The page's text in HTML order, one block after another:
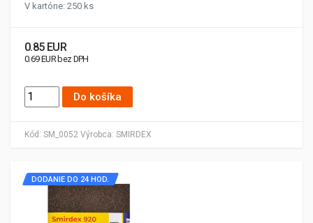
Kód: SM_0052 Výrobca: SMIRDEX
V kartóne: 250 ks
0.85 EUR
0.69 EUR bez DPH
Do košíka
DODANIE DO 24 HOD.